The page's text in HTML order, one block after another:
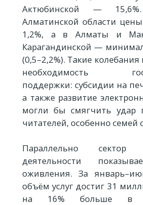
Актюбинской —
Алматинской области
1,2%, а в Алматы и
Карагандинской —
(0,5–2,2%). Такие
необходимость
поддержки: субсидии на
а также развитие
могли бы смягчить удар
читателей, особенно семей
Параллельно сектор
деятельности
оживления. За
объём услуг достиг 31
на 16% больше в